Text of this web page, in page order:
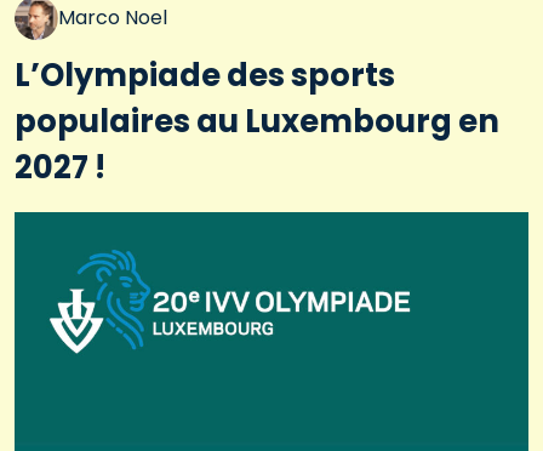
Marco Noel
L’Olympiade des sports
populaires au Luxembourg en
2027 !